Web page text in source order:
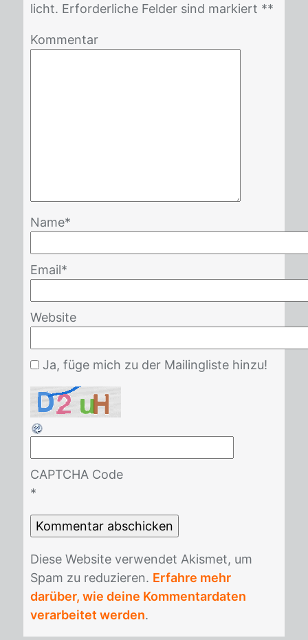
licht. Er­for­der­li­che Fel­der sind mar­kiert **
Kommentar
Name*
Email*
Website
Ja, füge mich zu der Mailingliste hinzu!
CAPTCHA Code
*
Die­se Web­site ver­wen­det Akis­met, um
Spam zu re­du­zie­ren. Erfahre mehr
darüber, wie deine Kommentardaten
verarbeitet werden.